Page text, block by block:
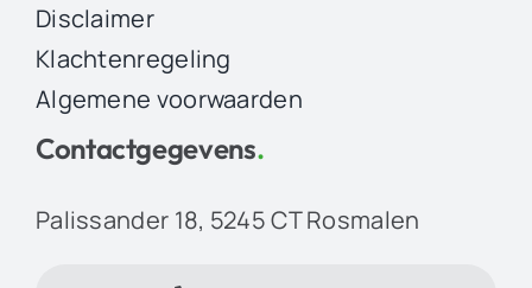
Disclaimer
Klachtenregeling
Algemene voorwaarden
Contactgegevens.
Palissander 18, 5245 CT Rosmalen